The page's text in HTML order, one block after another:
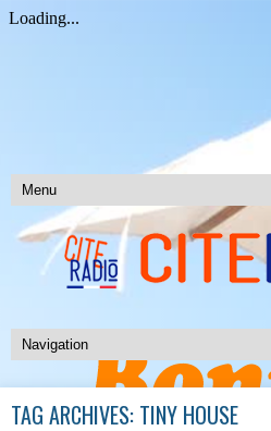
TAG ARCHIVES: TINY HOUSE